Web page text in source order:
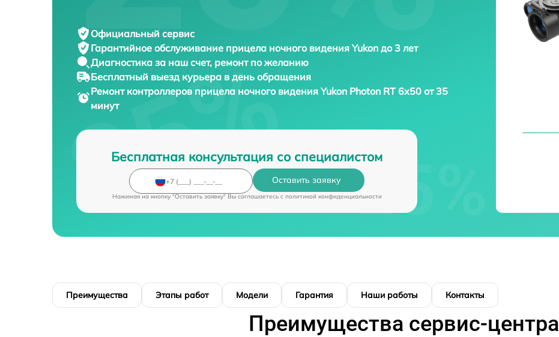
Официальный сервис
Гарантийное обслуживание прицела ночного видения Yukon до 3 лет
Диагностика за наш счет, ремонт по желанию
Бесплатный выезд курьера в день обращения
Ремонт контроллеров прицела ночного виденияYukon Photon RT 6х50 от 35
минут
Бесплатная консультация со специалистом
Оставить заявку
Нажимая на кнопку "Оставить заявку" Вы соглашаетесь c политикой конфиденциальности
Преимущества Этапы работ Модели Гарантия Наши работы Контакты
Преимущества сервис-центра